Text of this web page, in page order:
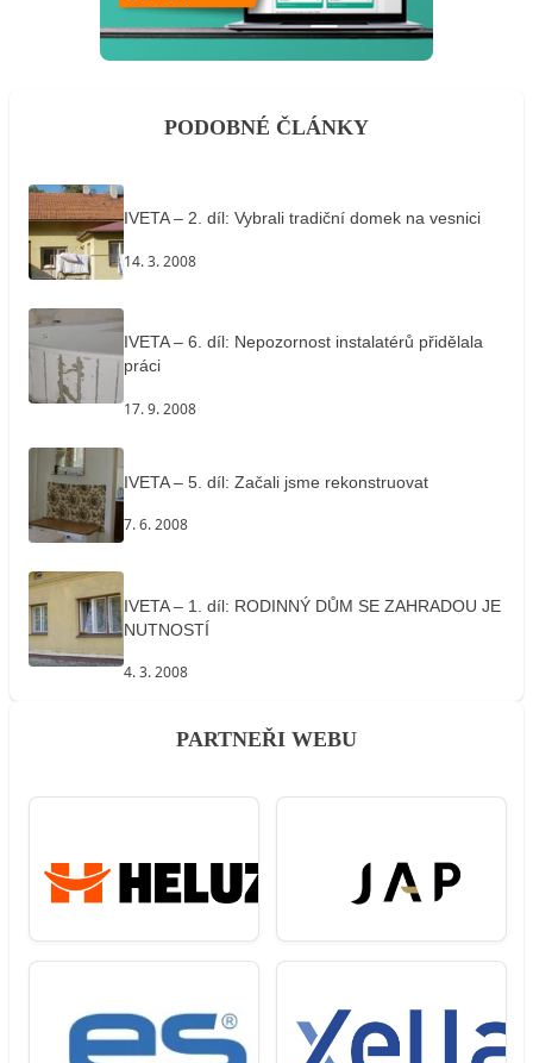
PODOBNÉ ČLÁNKY
IVETA – 2. díl: Vybrali tradiční domek na vesnici
14. 3. 2008
IVETA – 6. díl: Nepozornost instalatérů přidělala
práci
17. 9. 2008
IVETA – 5. díl: Začali jsme rekonstruovat
7. 6. 2008
IVETA – 1. díl: RODINNÝ DŮM SE ZAHRADOU JE
NUTNOSTÍ
4. 3. 2008
PARTNEŘI WEBU